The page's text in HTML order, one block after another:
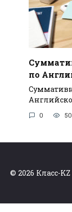
по
0
© 2026 Класс-